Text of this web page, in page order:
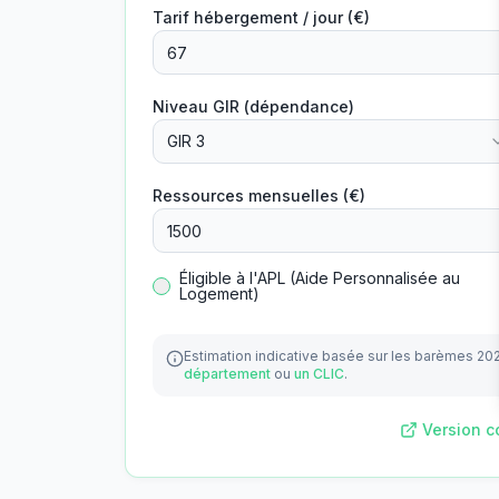
Tarif hébergement / jour (€)
Niveau GIR (dépendance)
GIR 3
Ressources mensuelles (€)
Éligible à l'APL (Aide Personnalisée au
Logement)
Estimation indicative basée sur les barèmes
département ou un CLIC.
Version